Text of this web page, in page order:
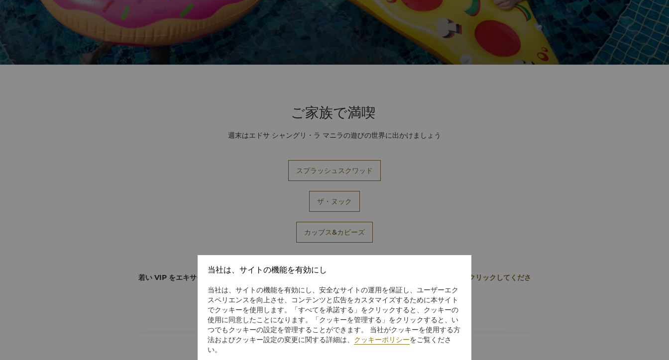
ご家族で満喫
週末はエドサ シャングリ・ラ マニラの遊びの世界に出かけましょう
スプラッシュスクワッド
ザ・ヌック
カッブス&カビーズ
若い VIP をエキサイティングな都会のミニ休暇に連れて行きましょう。
今日の宿泊を予約するにはここをクリックしてくださ
い。
当社は、サイトの機能を有効にし
当社は、サイトの機能を有効にし、安全なサイトの運用を保証し、ユーザーエク
スペリエンスを向上させ、コンテンツと広告をカスタマイズするために本サイト
でクッキーを使用します。「すべてを承諾する」をクリックすると、クッキーの
使用に同意したことになります。「クッキーを管理する」をクリックすると、い
つでもクッキーの設定を管理することができます。 当社がクッキーを使用する方
法およびクッキー設定の変更に関する詳細は、 クッキーポリシーをご覧くださ
い。